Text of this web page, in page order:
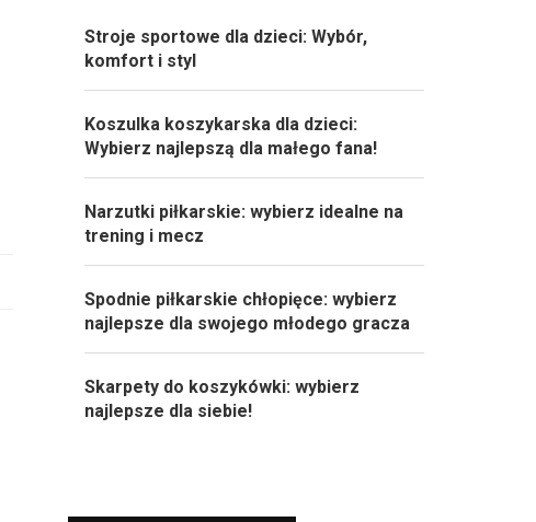
Stroje sportowe dla dzieci: Wybór,
komfort i styl
Koszulka koszykarska dla dzieci:
Wybierz najlepszą dla małego fana!
Narzutki piłkarskie: wybierz idealne na
trening i mecz
Spodnie piłkarskie chłopięce: wybierz
najlepsze dla swojego młodego gracza
Skarpety do koszykówki: wybierz
najlepsze dla siebie!